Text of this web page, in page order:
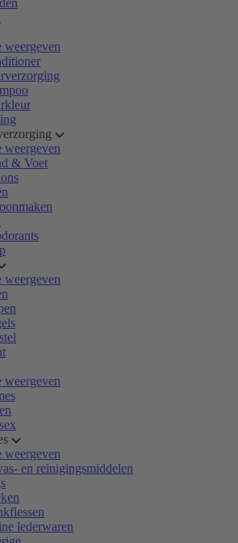
weergeven
weergeven
& Voet
weergeven
weergeven
weergeven
en reinigingsmiddelen
lederwaren